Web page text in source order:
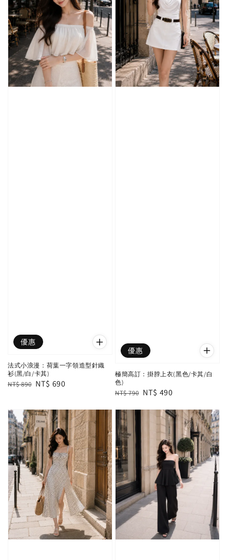
優惠
法式小浪漫：荷葉一字領造型針織
衫(黑/白/卡其)
Regular
NT$ 890 Sale
NT$ 690
優惠
極簡高訂：掛脖上衣(黑色/卡其/白
色)
Regular
NT$ 790 Sale
NT$ 490